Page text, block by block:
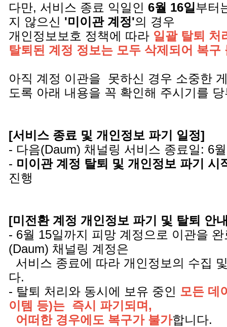
다만, 서비스 종료 익일인 6월 16일 부터
지 않으신 '미이관 계정'의 경우
개인정보보호 정책에 따라 일괄 탈퇴 처
탈퇴된 계정 정보는 모두 삭제되어 복구
아직 계정 이관을 못하신 경우 소중한
도록 아래 내용을 꼭 확인해 주시기를
[서비스 종료 및 개인정보 파기 일정]
- 다음(Daum) 채널링 서비스 종료일: 6
- 미이관 계정 탈퇴 및 개인정보 파기 시
진행
[미전환 계정 개인정보 파기 및 탈퇴 안
- 6월 15일까지 피망 계정으로 이관을
(Daum) 채널링 계정은
서비스 종료에 따라 개인정보의 수집
다.
- 탈퇴 처리와 동시에 보유 중인 모든 데
이템 등)는 즉시 파기되며,
어떠한 경우에도 복구가 불가합니다.